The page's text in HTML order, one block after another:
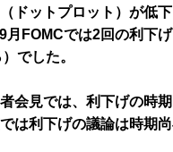
ドットプロット）が低
月FOMCでは2回の利下
でした。
者会見では、利下げの時
は利下げの議論は時期尚